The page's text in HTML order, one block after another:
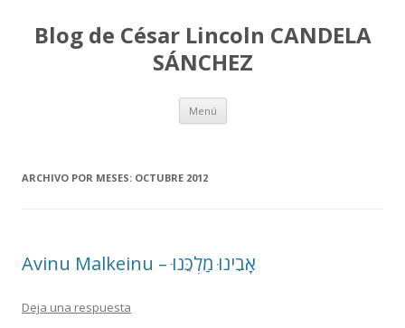
Blog de César Lincoln CANDELA
SÁNCHEZ
Menú Ir
contenido
ARCHIVO POR MESES: OCTUBRE 2012
Deja una respuesta